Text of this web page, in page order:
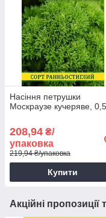
Насіння петрушки
Москраузе кучеряве,
208,94 ₴/
упаковка
219,94 ₴/упаковка
Купити
Акційні пропозиції